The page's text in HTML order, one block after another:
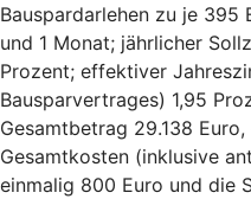
Bauspardarlehen zu je 395
und 1 Monat; jährlicher
Prozent; effektiver
Bausparvertrages) 1,95
Gesamtbetrag 29.138
Gesamtkosten (inklusive
einmalig 800 Euro und die